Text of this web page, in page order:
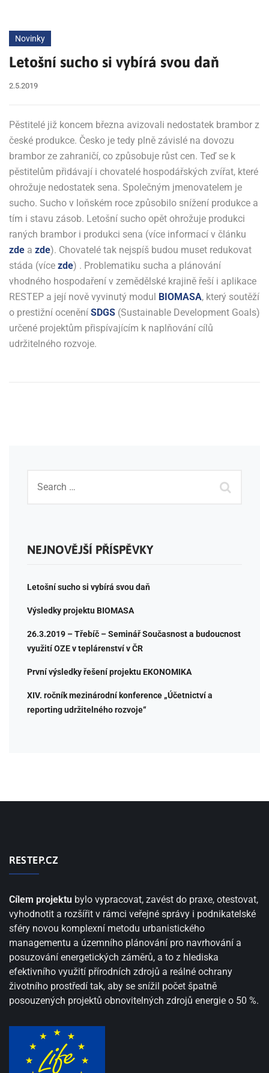
Novinky
Letošní sucho si vybírá svou daň
2.5.2019
Pěstitelé již koncem března avizovali nedostatek brambor z
české produkce. Česko je tedy plně závislé na dovozu
brambor ze zahraničí, co způsobuje růst cen. Teď se k
pěstitelům přidávají i chovatelé hospodářských zvířat, které
ohrožuje nedostatek sena. Společným jmenovatelem je
sucho. Sucho v loňském roce způsobilo snížení produkce a
tím i stavu zásob. Letošní sucho opět ohrožuje produkci
raných brambor i produkci sena (více informací v článku
zde a zde). Chovatelé tak nejspíš budou muset redukovat
stáda (více zde) . Problematiku sucha a plánování
vhodného hospodaření v zemědělské krajině řeší i aplikace
RESTEP a její nově vyvinutý modul BIOMASA, který soutěží
o prestižní ocenění SDGS (Sustainable Development Goals)
určené projektům přispívajícím k naplňování cílů
udržitelného rozvoje.
NEJNOVĚJŠÍ PŘÍSPĚVKY
Letošní sucho si vybírá svou daň
Výsledky projektu BIOMASA
26.3.2019 – Třebíč – Seminář Současnost a budoucnost
využití OZE v teplárenství v ČR
První výsledky řešení projektu EKONOMIKA
XIV. ročník mezinárodní konference „Účetnictví a
reporting udržitelného rozvoje“
RESTEP.CZ
Cílem projektu bylo vypracovat, zavést do praxe, otestovat,
vyhodnotit a rozšířit v rámci veřejné správy i podnikatelské
sféry novou komplexní metodu urbanistického
managementu a územního plánování pro navrhování a
posuzování energetických záměrů, a to z hlediska
efektivního využití přírodních zdrojů a reálné ochrany
životního prostředí tak, aby se snížil počet špatně
posouzených projektů obnovitelných zdrojů energie o 50 %.